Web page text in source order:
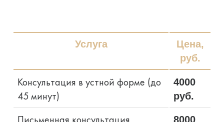
Услуга
Цена,
руб.
Консультация в устной форме (до
45 минут)
4000
руб.
Письменная консультация
8000